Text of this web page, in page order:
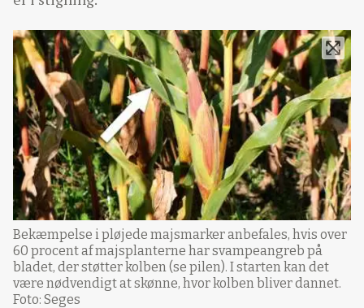
Bekæmpelse i pløjede majsmarker anbefales, hvis over
60 procent af majsplanterne har svampeangreb på
bladet, der støtter kolben (se pilen). I starten kan det
være nødvendigt at skønne, hvor kolben bliver dannet.
Foto: Seges